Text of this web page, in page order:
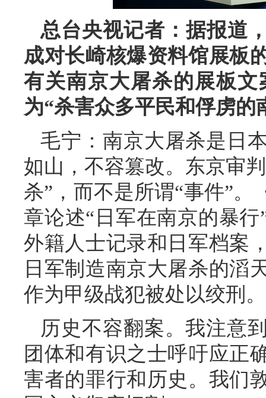
总台央视记者：据报道
成对长崎核爆资料馆展板
有关南京大屠杀的展板
为“杀害众多平民和俘虏
毛宁：南京大屠杀是日
如山，不容篡改。东京审
杀”，而不是所谓“事件”
章论述“日军在南京的暴
外籍人士记录和日军档案
日军制造南京大屠杀的滔
作为甲级战犯被处以绞刑。
历史不容翻案。我注意
团体和有识之士呼吁应正
害者的罪行和历史。我们